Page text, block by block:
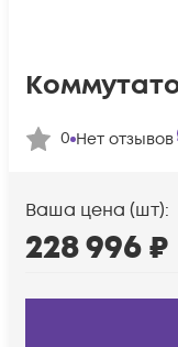
0 Нет отзывов
Ваша цена (шт):
228 996₽